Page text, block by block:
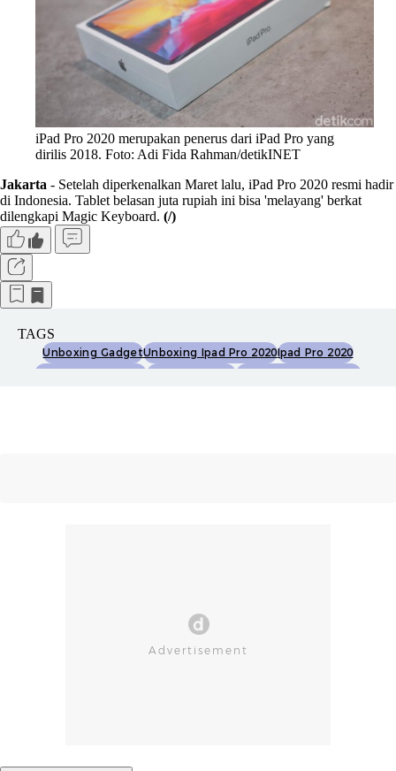
iPad Pro 2020 merupakan penerus dari iPad Pro yang
dirilis 2018. Foto: Adi Fida Rahman/detikINET
Jakarta - Setelah diperkenalkan Maret lalu, iPad Pro 2020 resmi hadir
di Indonesia. Tablet belasan juta rupiah ini bisa 'melayang' berkat
dilengkapi Magic Keyboard. (/)
TAGS
Unboxing GadgetUnboxing Ipad Pro 2020Ipad Pro 2020